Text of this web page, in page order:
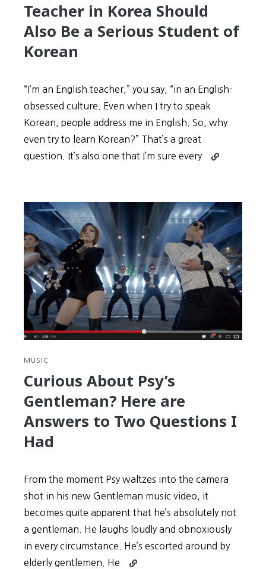
있
습
낀
점
은
입
Teacher in Korea Should
Also Be a Serious Student of
Korean
“I’m an English teacher,” you say, “in an English-
obsessed culture. Even when I try to speak
Korean, people address me in English. So, why
even try to learn Korean?” That’s a great
question. It’s also one that I’m sure every
Continue
Serious
ESL
Teacher
in
Korea
Should
Also
Serious
MUSIC
Curious About Psy’s
Gentleman? Here are
Answers to Two Questions I
Had
From the moment Psy waltzes into the camera
shot in his new Gentleman music video, it
becomes quite apparent that he’s absolutely not
a gentleman. He laughs loudly and obnoxiously
in every circumstance. He’s escorted around by
elderly gentlemen. He
Continue